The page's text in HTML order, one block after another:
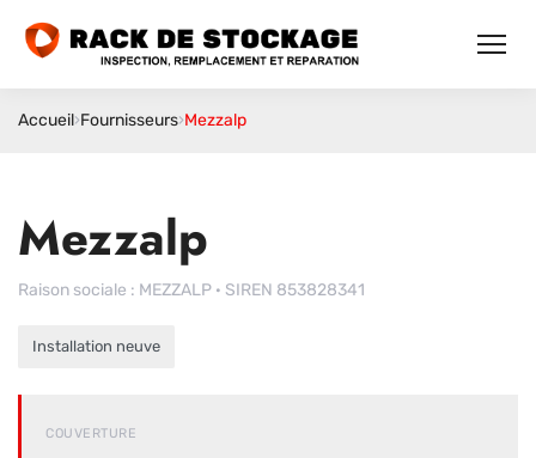
Accueil›Fournisseurs›Mezzalp
Mezzalp
Raison sociale : MEZZALP · SIREN 853828341
Installation neuve
COUVERTURE